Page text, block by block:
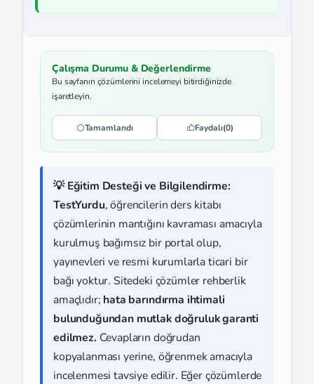
Çalışma Durumu & Değerlendirme
Bu sayfanın çözümlerini incelemeyi bitirdiğinizde
işaretleyin.
Tamamlandı Faydalı(0)
💡 Eğitim Desteği ve Bilgilendirme:
TestYurdu, öğrencilerin ders kitabı
çözümlerinin mantığını kavraması amacıyla
kurulmuş bağımsız bir portal olup,
yayınevleri ve resmi kurumlarla ticari bir
bağı yoktur. Sitedeki çözümler rehberlik
amaçlıdır; hata barındırma ihtimali
bulunduğundan mutlak doğruluk garanti
edilmez. Cevapların doğrudan
kopyalanması yerine, öğrenmek amacıyla
incelenmesi tavsiye edilir. Eğer çözümlerde